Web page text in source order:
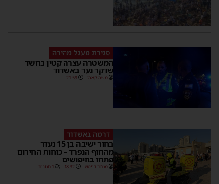
סגירת מעגל מהירה
המשטרה עצרה קטין בחשד
שדקר נער באשדוד
משה קאהן 21:59
דרמה באשדוד
בחור ישיבה בן 15 נעדר
מהחוף הנפרד – כוחות החירום
פתחו בחיפושים
מנחם דויטש 18:32 1 תגובות